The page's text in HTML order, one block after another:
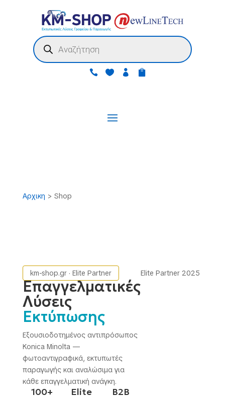
Products
search
   
Αρχικη > Shop
km-shop.gr · Elite Partner
Επαγγελματικές
Λύσεις
Εκτύπωσης
Εξουσιοδοτημένος αντιπρόσωπος
Konica Minolta —
φωτοαντιγραφικά, εκτυπωτές
παραγωγής και αναλώσιμα για
κάθε επαγγελματική ανάγκη.
100+ Elite B2B
Elite Partner 2025